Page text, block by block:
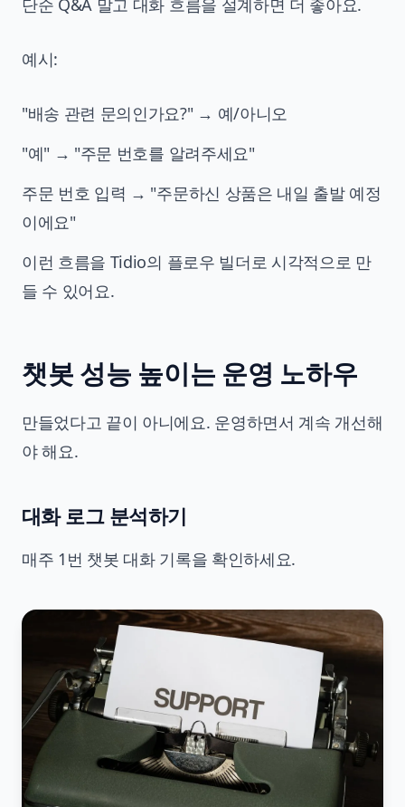
단순 Q&A 말고 대화 흐름을 설계하면 더 좋아요.
예시:
"배송 관련 문의인가요?" → 예/아니오
"예" → "주문 번호를 알려주세요"
주문 번호 입력 → "주문하신 상품은 내일 출발 예정
이에요"
이런 흐름을 Tidio의 플로우 빌더로 시각적으로 만
들 수 있어요.
챗봇 성능 높이는 운영 노하우
만들었다고 끝이 아니에요. 운영하면서 계속 개선해
야 해요.
대화 로그 분석하기
매주 1번 챗봇 대화 기록을 확인하세요.